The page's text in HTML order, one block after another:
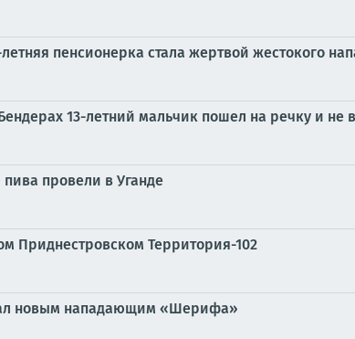
пенсионерка стала жертвой жестокого
13-летний мальчик пошел на речку и не
провели в Уганде
Приднестровском Территория-102
новым нападающим «Шерифа»